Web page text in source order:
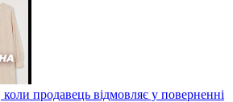
продавець відмовляє у поверненні